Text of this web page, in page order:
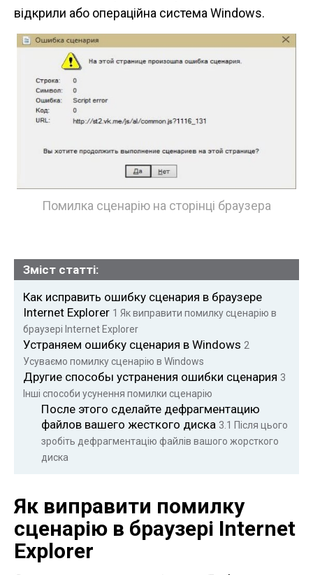
відкрили або операційна система Windows.
Помилка сценарію на сторінці браузера
Зміст статті:
Как исправить ошибку сценария в браузере
Internet Explorer 1 Як виправити помилку сценарію в
браузері Internet Explorer
Устраняем ошибку сценария в Windows 2
Усуваємо помилку сценарію в Windows
Другие способы устранения ошибки сценария 3
Інші способи усунення помилки сценарію
После этого сделайте дефрагментацию
файлов вашего жесткого диска 3.1 Після цього
зробіть дефрагментацію файлів вашого жорсткого
диска
Як виправити помилку
сценарію в браузері Internet
Explorer